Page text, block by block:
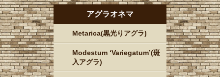
アグラオネマ
Metarica(黒光りアグラ)
Modestum ‘Variegatum’(斑
入アグラ)